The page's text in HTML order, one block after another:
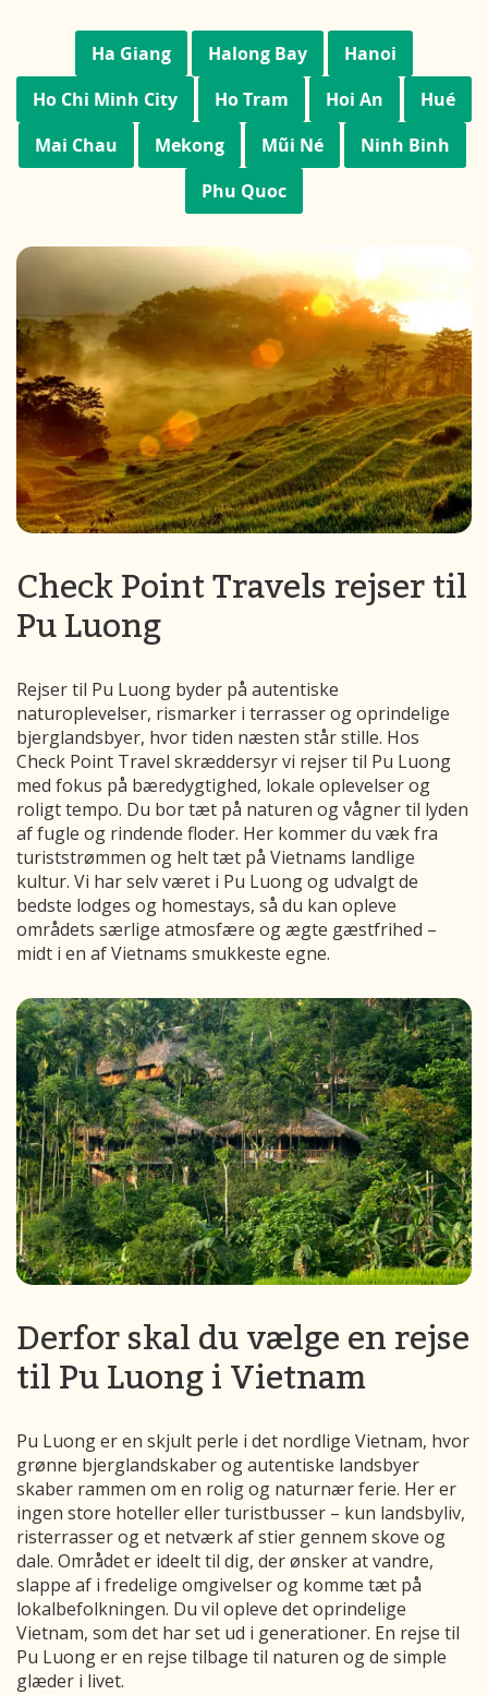
Ha Giang Halong Bay
Hanoi
Ho Chi Minh City
Ho Tram Hoi An
Hué
Mai Chau
Mekong Mũi Né
Ninh Binh
Phu Quoc
Check Point Travels rejser til
Pu Luong
Rejser til Pu Luong byder på autentiske
naturoplevelser, rismarker i terrasser og oprindelige
bjerglandsbyer, hvor tiden næsten står stille. Hos
Check Point Travel skræddersyr vi rejser til Pu Luong
med fokus på bæredygtighed, lokale oplevelser og
roligt tempo. Du bor tæt på naturen og vågner til lyden
af fugle og rindende floder. Her kommer du væk fra
turiststrømmen og helt tæt på Vietnams landlige
kultur. Vi har selv været i Pu Luong og udvalgt de
bedste lodges og homestays, så du kan opleve
områdets særlige atmosfære og ægte gæstfrihed –
midt i en af Vietnams smukkeste egne.
Derfor skal du vælge en rejse
til Pu Luong i Vietnam
Pu Luong er en skjult perle i det nordlige Vietnam, hvor
grønne bjerglandskaber og autentiske landsbyer
skaber rammen om en rolig og naturnær ferie. Her er
ingen store hoteller eller turistbusser – kun landsbyliv,
risterrasser og et netværk af stier gennem skove og
dale. Området er ideelt til dig, der ønsker at vandre,
slappe af i fredelige omgivelser og komme tæt på
lokalbefolkningen. Du vil opleve det oprindelige
Vietnam, som det har set ud i generationer. En rejse til
Pu Luong er en rejse tilbage til naturen og de simple
glæder i livet.